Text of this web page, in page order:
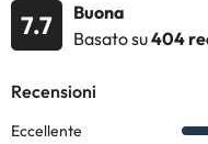
Claret.
monolocale o
nel caso in cui non ci sia
7.7
Buona
Basato su404